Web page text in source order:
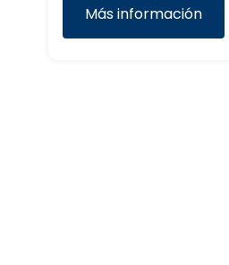
Más información